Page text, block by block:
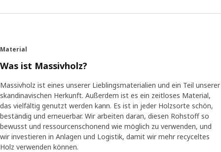
Material
Was ist Massivholz?
Massivholz ist eines unserer Lieblingsmaterialien und ein Teil unserer
skandinavischen Herkunft. Außerdem ist es ein zeitloses Material,
das vielfältig genutzt werden kann. Es ist in jeder Holzsorte schön,
beständig und erneuerbar. Wir arbeiten daran, diesen Rohstoff so
bewusst und ressourcenschonend wie möglich zu verwenden, und
wir investieren in Anlagen und Logistik, damit wir mehr recyceltes
Holz verwenden können.